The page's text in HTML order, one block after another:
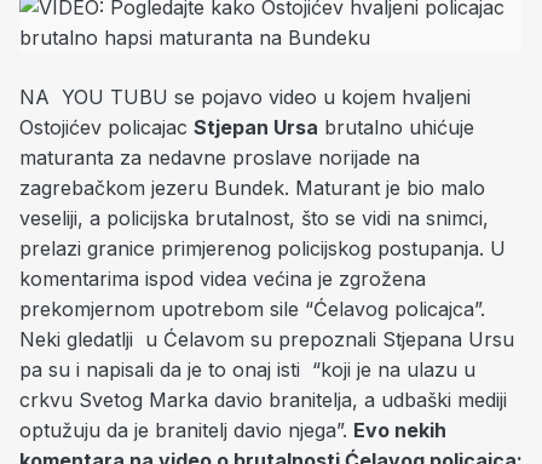
NA YOU TUBU se pojavo video u kojem hvaljeni
Ostojićev policajac Stjepan Ursa brutalno uhićuje
maturanta za nedavne proslave norijade na
zagrebačkom jezeru Bundek. Maturant je bio malo
veseliji, a policijska brutalnost, što se vidi na snimci,
prelazi granice primjerenog policijskog postupanja. U
komentarima ispod videa većina je zgrožena
prekomjernom upotrebom sile “Ćelavog policajca”.
Neki gledatlji u Ćelavom su prepoznali Stjepana Ursu
pa su i napisali da je to onaj isti “koji je na ulazu u
crkvu Svetog Marka davio branitelja, a udbaški mediji
optužuju da je branitelj davio njega”. Evo nekih